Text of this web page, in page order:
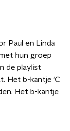
Paul en Linda
hun groep
de playlist
Het b-kantje 'C
Het b-kantje